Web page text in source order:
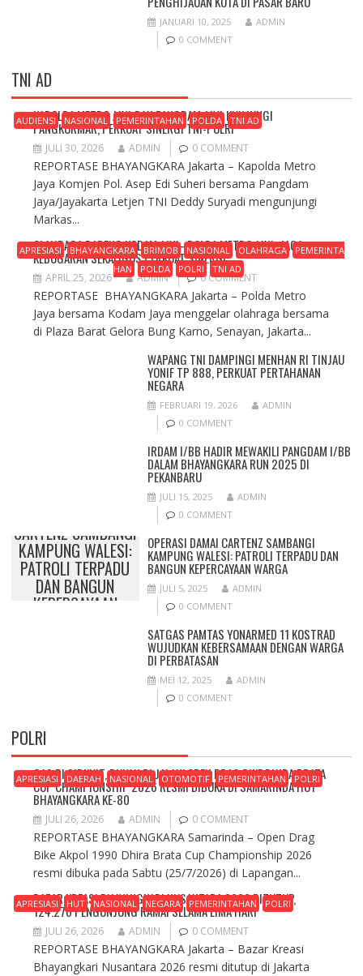
JANUARI 10, 2025
ADMIN
0 COMMENT
TNI AD
AUDIENSI NASIONAL PEMERINTAHAN POLDA TNI AD
KAPOLDA METRO JAYA DAN PANGDAM JAYA KUNJUNGI
PANGKORMAR, PERKUAT SINERGI TNI-POLRI
JULI 30, 2026 ADMIN 0 COMMENT
REPORTASE BHAYANGKARA Jakarta – Kapolda Metro
Jaya Komjen Pol. Asep Edi Suheri bersama Pangdam
Jaya/Jayakarta Letjen TNI Deddy Suryadi mengunjungi
Markas...
APRESIASI BHAYANGKARA BRIMOB NASIONAL OLAHRAGA
PEMERINTA
HAN
POLDA POLRI TNI AD
OLAHRAGA BARENG KODAM JAYA–POLDA METRO JAYA, JAGA
KEBUGARAN SEKALIGUS PERKUAT SINERGI
APRIL 25, 2026 ADMIN 0 COMMENT
REPORTASE BHAYANGKARA Jakarta – Polda Metro
Jaya bersama Kodam Jaya menggelar olahraga bersama
di Plaza Barat Gelora Bung Karno, Senayan, Jakarta...
WAPANG TNI DAMPINGI MENHAN RI TINJAU
YONIF TP 888, PERKUAT PERTAHANAN
NEGARA
FEBRUARI 19, 2026
ADMIN
0 COMMENT
IRDAM I/BB HADIR MEWAKILI PANGDAM I/BB
DALAM BHAYANGKARA RUN 2025 DI
PEKANBARU
JULI 15, 2025
ADMIN
0 COMMENT
CARTENZ SAMBANGI
KAMPUNG WALESI:
PATROLI TERPADU
DAN BANGUN
KEPERCAYAAN
OPERASI DAMAI CARTENZ SAMBANGI
KAMPUNG WALESI: PATROLI TERPADU DAN
BANGUN KEPERCAYAAN WARGA
JULI 5, 2025
ADMIN
0 COMMENT
SATGAS PAMTAS YONARMED 11 KOSTRAD
WUJUDKAN KEBERSAMAAN DENGAN WARGA
DI PERBATASAN
MEI 12, 2025
ADMIN
0 COMMENT
POLRI
APRESIASI DAERAH NASIONAL OTOMOTIF PEMERINTAHAN POLRI
GAS DI SIRKUIT, BUKAN DI JALAN! OPEN DRAG BIKE DHIRA BRATA
CUP CHAMPIONSHIP 2026 RESMI DIBUKA DI SAMARINDA HUT
BHAYANGKARA KE-80
JULI 26, 2026 ADMIN 0 COMMENT
REPORTASE BHAYANGKARA Samarinda – Open Drag
Bike Akpol 1990 Dhira Brata Cup Championship 2026
resmi dibuka pada Sabtu (25/7/2026) di Lapangan...
APRESIASI HUT NASIONAL NEGARA PEMERINTAHAN POLRI
BAZAR KREASI BHAYANGKARI NUSANTARA 2026 DITUTUP,
124.276 PENGUNJUNG RAMAI SELAMA LIMA HARI
JULI 26, 2026 ADMIN 0 COMMENT
REPORTASE BHAYANGKARA Jakarta – Bazar Kreasi
Bhayangkari Nusantara 2026 resmi ditutup di Jakarta